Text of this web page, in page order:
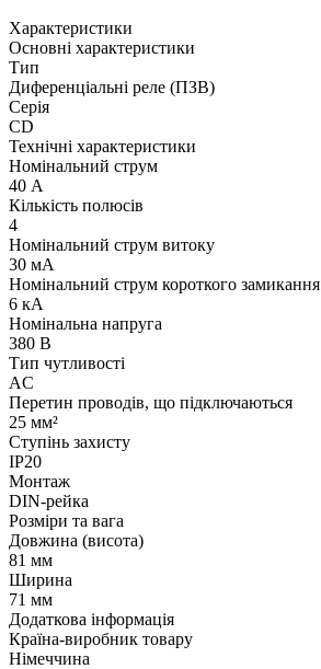
Характеристики
Основні характеристики
Тип
Диференціальні реле (ПЗВ)
Серія
CD
Технічні характеристики
Номінальний струм
40 А
Кількість полюсів
4
Номінальний струм витоку
30 мА
Номінальний струм короткого замикання
6 кА
Номінальна напруга
380 В
Тип чутливості
AC
Перетин проводів, що підключаються
25 мм²
Ступінь захисту
IP20
Монтаж
DIN-рейка
Розміри та вага
Довжина (висота)
81 мм
Ширина
71 мм
Додаткова інформація
Країна-виробник товару
Німеччина